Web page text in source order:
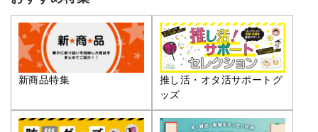
新商品特集
推し活・オタ活サポートグ
ッズ